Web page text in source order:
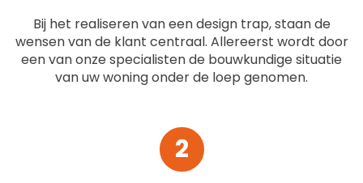
Bij het realiseren van een design trap, staan de
wensen van de klant centraal. Allereerst wordt door
een van onze specialisten de bouwkundige situatie
van uw woning onder de loep genomen.
2